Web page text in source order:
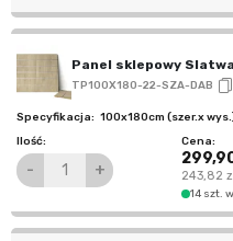
Panel sklepowy
TP100X180-22-SZA-DAB
100x180cm (szer.x
- + 243,82
14 szt.